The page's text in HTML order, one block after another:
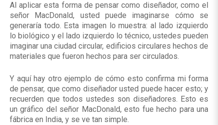
Al aplicar esta forma de pensar como diseñador, como el
señor MacDonald, usted puede imaginarse cómo se
generaría todo. Esta imagen lo muestra: al lado izquierdo
lo biológico y el lado izquierdo lo técnico, ustedes pueden
imaginar una ciudad circular, edificios circulares hechos de
materiales que fueron hechos para ser circulados.
Y aquí hay otro ejemplo de cómo esto confirma mi forma
de pensar, que como diseñador usted puede hacer esto; y
recuerden que todos ustedes son diseñadores. Esto es
un gráfico del señor MacDonald, esto fue hecho para una
fábrica en India, y se ve tan simple.